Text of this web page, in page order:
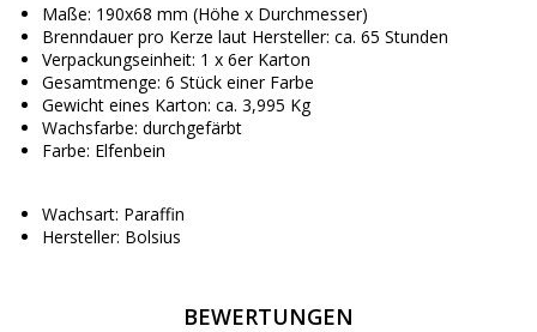
Maße: 190x68 mm (Höhe x Durchmesser)
Brenndauer pro Kerze laut Hersteller: ca. 65 Stunden
Verpackungseinheit: 1 x 6er Karton
Gesamtmenge: 6 Stück einer Farbe
Gewicht eines Karton: ca. 3,995 Kg
Wachsfarbe: durchgefärbt
Farbe: Elfenbein
Wachsart: Paraffin
Hersteller: Bolsius
BEWERTUNGEN